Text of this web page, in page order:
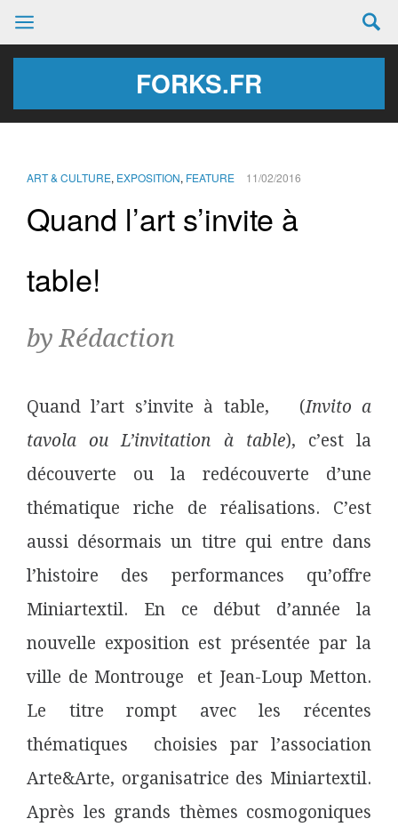
FORKS.FR
ART & CULTURE, EXPOSITION, FEATURE 11/02/2016
Quand l’art s’invite à
table!
by Rédaction
Quand l’art s’invite à table, (Invito a
tavola ou L’invitation à table), c’est la
découverte ou la redécouverte d’une
thématique riche de réalisations. C’est
aussi désormais un titre qui entre dans
l’histoire des performances qu’offre
Miniartextil. En ce début d’année la
nouvelle exposition est présentée par la
ville de Montrouge et Jean-Loup Metton.
Le titre rompt avec les récentes
thématiques choisies par l’association
Arte&Arte, organisatrice des Miniartextil.
Après les grands thèmes cosmogoniques